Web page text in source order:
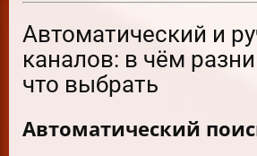
Автоматический и
каналов: в чём
что выбрать
Автоматический